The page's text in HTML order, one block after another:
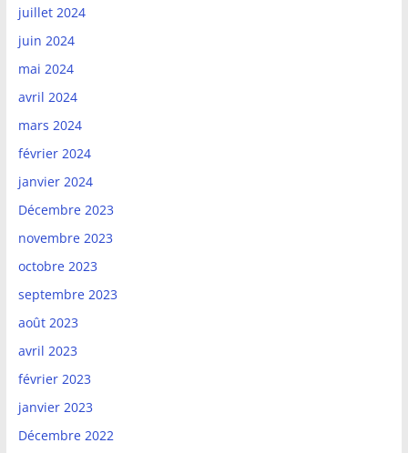
juillet 2024
juin 2024
mai 2024
avril 2024
mars 2024
février 2024
janvier 2024
Décembre 2023
novembre 2023
octobre 2023
septembre 2023
août 2023
avril 2023
février 2023
janvier 2023
Décembre 2022